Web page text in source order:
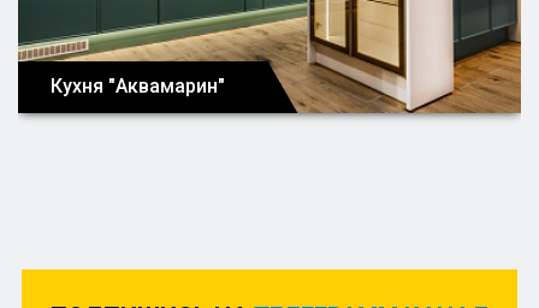
Кухня "Аквамарин"